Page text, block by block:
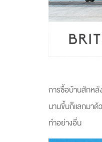
การซื้อบ้านสักหลั
นานขึ้นก็แลกมาด้
ทำอย่างอื่น